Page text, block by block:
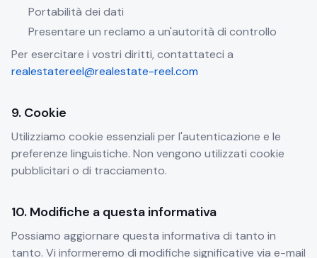
Portabilità dei dati
Presentare un reclamo a un'autorità di controllo
Per esercitare i vostri diritti, contattateci a
realestatereel@realestate-reel.com
9. Cookie
Utilizziamo cookie essenziali per l'autenticazione e le
preferenze linguistiche. Non vengono utilizzati cookie
pubblicitari o di tracciamento.
10. Modifiche a questa informativa
Possiamo aggiornare questa informativa di tanto in
tanto. Vi informeremo di modifiche significative via e-mail